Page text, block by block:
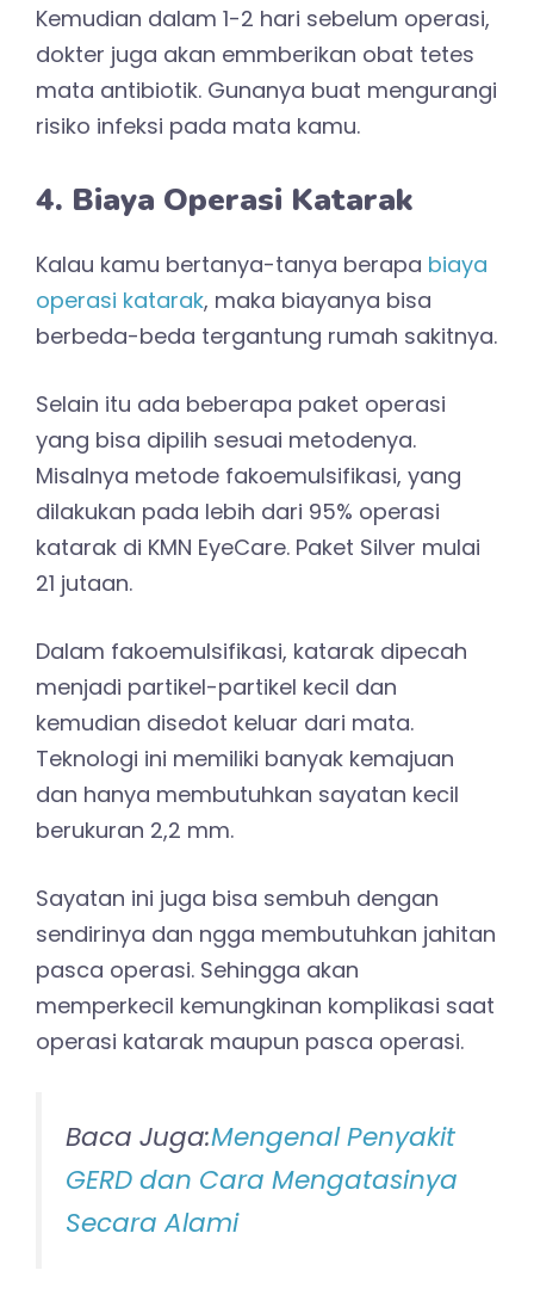
Kemudian dalam 1-2 hari sebelum operasi,
dokter juga akan emmberikan obat tetes
mata antibiotik. Gunanya buat mengurangi
risiko infeksi pada mata kamu.
4. Biaya Operasi Katarak
Kalau kamu bertanya-tanya berapa biaya
operasi katarak, maka biayanya bisa
berbeda-beda tergantung rumah sakitnya.
Selain itu ada beberapa paket operasi
yang bisa dipilih sesuai metodenya.
Misalnya metode fakoemulsifikasi, yang
dilakukan pada lebih dari 95% operasi
katarak di KMN EyeCare. Paket Silver mulai
21 jutaan.
Dalam fakoemulsifikasi, katarak dipecah
menjadi partikel-partikel kecil dan
kemudian disedot keluar dari mata.
Teknologi ini memiliki banyak kemajuan
dan hanya membutuhkan sayatan kecil
berukuran 2,2 mm.
Sayatan ini juga bisa sembuh dengan
sendirinya dan ngga membutuhkan jahitan
pasca operasi. Sehingga akan
memperkecil kemungkinan komplikasi saat
operasi katarak maupun pasca operasi.
Baca Juga:Mengenal Penyakit
GERD dan Cara Mengatasinya
Secara Alami